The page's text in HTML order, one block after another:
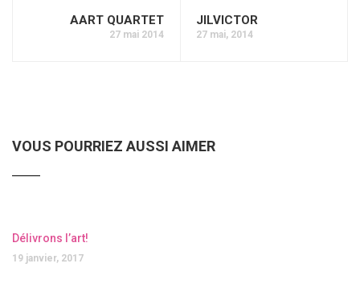
AART QUARTET
27 mai 2014
JILVICTOR
27 mai, 2014
VOUS POURRIEZ AUSSI AIMER
Délivrons l’art!
19 janvier, 2017